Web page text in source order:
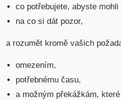
co potřebujete, abyste
na co si dát pozor,
a rozumět kromě vašich
omezením,
potřebnému času,
a možným překážkám,